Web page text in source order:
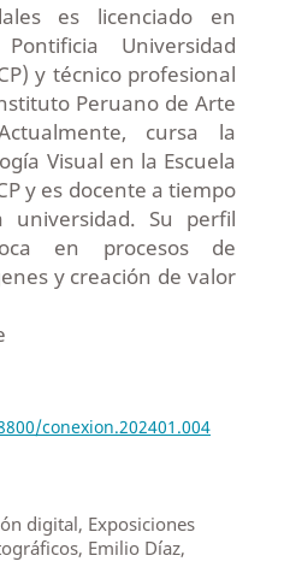
es licenciado en
Universidad
y técnico profesional
Peruano de Arte
cursa la
Visual en la Escuela
y es docente a tiempo
Su perfil
en procesos de
y creación de valor
conexion.202401.004
digital, Exposiciones
Emilio Díaz,